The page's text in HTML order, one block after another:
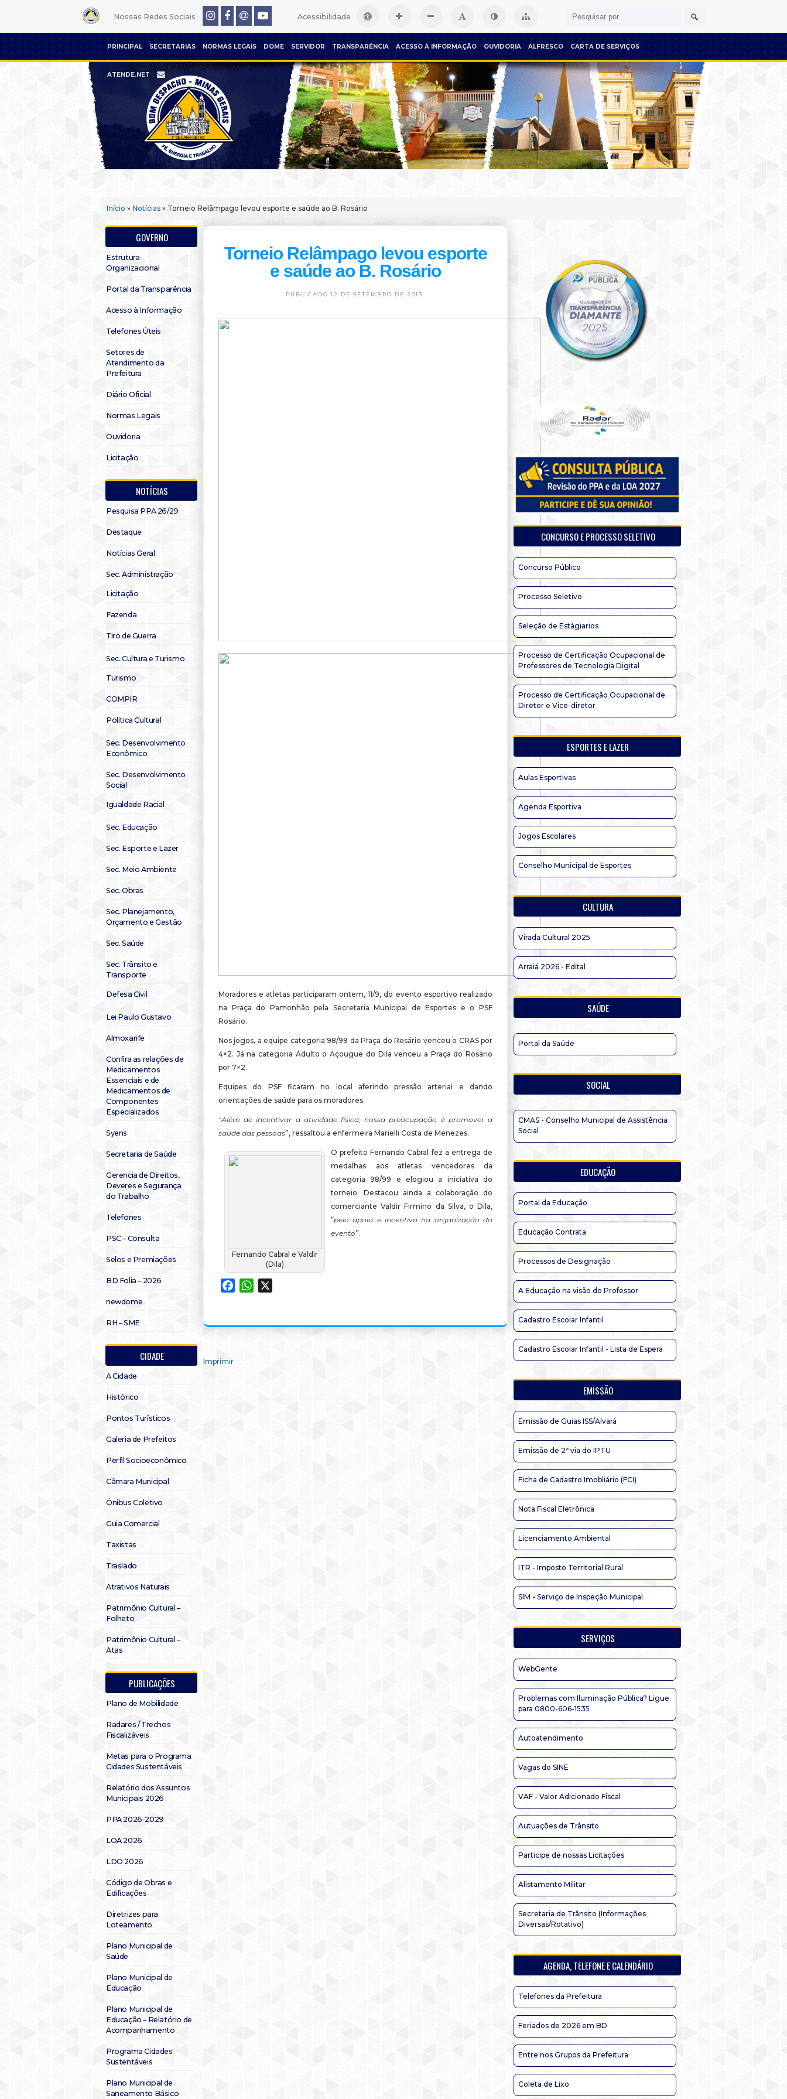
Nossas Redes Sociais Acessibilidade
PRINCIPAL SECRETARIAS NORMAS LEGAIS DOME SERVIDOR TRANSPARÊNCIA ACESSO À INFORMAÇÃO OUVIDORIA ALFRESCO CARTA DE SERVIÇOS
ATENDE.NET
Início » Notícias » Torneio Relâmpago levou esporte e saúde ao B. Rosário
GOVERNO
Estrutura
Organizacional
Portal da Transparência
Acesso à Informação
Telefones Úteis
Setores de
Atendimento da
Prefeitura
Diário Oficial
Normas Legais
Ouvidoria
Licitação
NOTÍCIAS
Pesquisa PPA 26/29
Destaque
Notícias Geral
Sec. Administração
Licitação
Fazenda
Tiro de Guerra
Sec. Cultura e Turismo
Turismo
COMPIR
Política Cultural
Sec. Desenvolvimento
Econômico
Sec. Desenvolvimento
Social
Igualdade Racial
Sec. Educação
Sec. Esporte e Lazer
Sec. Meio Ambiente
Sec. Obras
Sec. Planejamento,
Orçamento e Gestão
Sec. Saúde
Sec. Trânsito e
Transporte
Defesa Civil
Lei Paulo Gustavo
Almoxarife
Confira as relações de
Medicamentos
Essenciais e de
Medicamentos de
Componentes
Especializados
Syens
Secretaria de Saúde
Gerencia de Direitos,
Deveres e Segurança
do Trabalho
Telefones
PSC – Consulta
Selos e Premiações
BD Folia – 2026
newdome
RH – SME
CIDADE
A Cidade
Histórico
Pontos Turísticos
Galeria de Prefeitos
Perfil Socioeconômico
Câmara Municipal
Ônibus Coletivo
Guia Comercial
Taxistas
Traslado
Atrativos Naturais
Patrimônio Cultural –
Folheto
Patrimônio Cultural –
Atas
PUBLICAÇÕES
Plano de Mobilidade
Radares / Trechos
Fiscalizáveis
Metas para o Programa
Cidades Sustentáveis
Relatório dos Assuntos
Municipais 2026
PPA 2026-2029
LOA 2026
LDO 2026
Código de Obras e
Edificações
Diretrizes para
Loteamento
Plano Municipal de
Saúde
Plano Municipal de
Educação
Plano Municipal de
Educação – Relatório de
Acompanhamento
Programa Cidades
Sustentáveis
Plano Municipal de
Saneamento Básico
Torneio Relâmpago levou esporte
e saúde ao B. Rosário
PUBLICADO 12 DE SETEMBRO DE 2013.
Moradores e atletas participaram ontem, 11/9, do evento esportivo realizado
na Praça do Pamonhão pela Secretaria Municipal de Esportes e o PSF
Rosário.
Nos jogos, a equipe categoria 98/99 da Praça do Rosário venceu o CRAS por
4×2. Já na categoria Adulto o Açougue do Dila venceu a Praça do Rosário
por 7×2.
Equipes do PSF ficaram no local aferindo pressão arterial e dando
orientações de saúde para os moradores.
“Além de incentivar a atividade física, nossa preocupação é promover a
saúde das pessoas”, ressaltou a enfermeira Marielli Costa de Menezes.
Fernando Cabral e Valdir
(Dila)
O prefeito Fernando Cabral fez a entrega de
medalhas aos atletas vencedores da
categoria 98/99 e elogiou a iniciativa do
torneio. Destacou ainda a colaboração do
comerciante Valdir Firmino da Silva, o Dila,
“pelo apoio e incentivo na organização do
evento”.
FacebookWhatsApp
Imprimir
CONCURSO E PROCESSO SELETIVO
Concurso Público
Processo Seletivo
Seleção de Estágiarios
Processo de Certificação Ocupacional de
Professores de Tecnologia Digital
Processo de Certificação Ocupacional de
Diretor e Vice-diretor
ESPORTES E LAZER
Aulas Esportivas
Agenda Esportiva
Jogos Escolares
Conselho Municipal de Esportes
CULTURA
Virada Cultural 2025
Arraiá 2026 - Edital
SAÚDE
Portal da Saúde
SOCIAL
CMAS - Conselho Municipal de Assistência
Social
EDUCAÇÃO
Portal da Educação
Educação Contrata
Processos de Designação
A Educação na visão do Professor
Cadastro Escolar Infantil
Cadastro Escolar Infantil - Lista de Espera
EMISSÃO
Emissão de Guias ISS/Alvará
Emissão de 2ª via do IPTU
Ficha de Cadastro Imobliário (FCI)
Nota Fiscal Eletrônica
Licenciamento Ambiental
ITR - Imposto Territorial Rural
SIM - Serviço de Inspeção Municipal
SERVIÇOS
WebGente
Problemas com Iluminação Pública? Ligue
para 0800-606-1535
Autoatendimento
Vagas do SINE
VAF - Valor Adicionado Fiscal
Autuações de Trânsito
Participe de nossas Licitações
Alistamento Militar
Secretaria de Trânsito (Informações
Diversas/Rotativo)
AGENDA, TELEFONE E CALENDÁRIO
Telefones da Prefeitura
Feriados de 2026 em BD
Entre nos Grupos da Prefeitura
Coleta de Lixo